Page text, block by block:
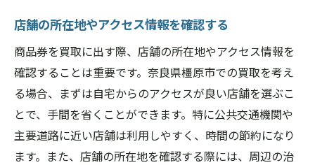
店舗の所在地やアクセス情報を確認する
商品券を買取に出す際、店舗の所在地やアクセス情報を
確認することは重要です。奈良県橿原市での買取を考え
る場合、まずは自宅からのアクセスが良い店舗を選ぶこ
とで、手間を省くことができます。特に公共交通機関や
主要道路に近い店舗は利用しやすく、時間の節約になり
ます。また、店舗の所在地を確認する際には、周辺の治